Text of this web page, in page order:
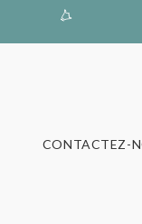
CONTACTEZ-